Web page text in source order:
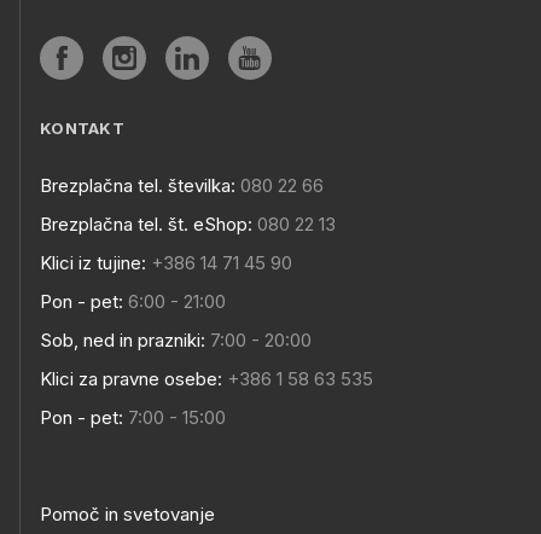
KONTAKT
Brezplačna tel. številka: 080 22 66
Brezplačna tel. št. eShop: 080 22 13
Klici iz tujine: +386 14 71 45 90
Pon - pet: 6:00 - 21:00
Sob, ned in prazniki: 7:00 - 20:00
Klici za pravne osebe: +386 1 58 63 535
Pon - pet: 7:00 - 15:00
Pomoč in svetovanje